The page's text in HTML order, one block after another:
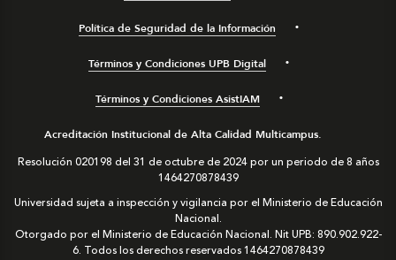
Política de Seguridad de la Información
Términos y Condiciones UPB Digital
Términos y Condiciones AsistIAM
Acreditación Institucional de Alta Calidad Multicampus.
Resolución 020198 del 31 de octubre de 2024 por un periodo de 8 años
1464270878439
Universidad sujeta a inspección y vigilancia por el Ministerio de Educación
Nacional.
Otorgado por el Ministerio de Educación Nacional. Nit UPB: 890.902.922-
6. Todos los derechos reservados1464270878439